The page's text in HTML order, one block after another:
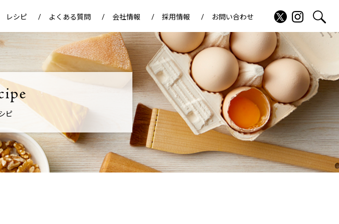
レシピ よくある質問 会社情報 採用情報 お問い合わせ
ピ